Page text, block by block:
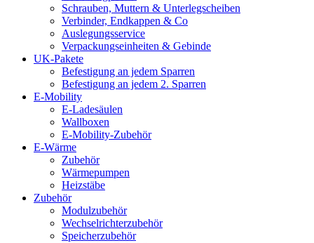
Schrauben, Muttern & Unterlegscheiben
Verbinder, Endkappen & Co
Auslegungsservice
Verpackungseinheiten & Gebinde
UK-Pakete
Befestigung an jedem Sparren
Befestigung an jedem 2. Sparren
E-Mobility
E-Ladesäulen
Wallboxen
E-Mobility-Zubehör
E-Wärme
Zubehör
Wärmepumpen
Heizstäbe
Zubehör
Modulzubehör
Wechselrichterzubehör
Speicherzubehör